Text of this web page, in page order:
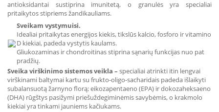
antioksidantai sustiprina imunitetą, o granulės yra specialiai
pritaikytos stipriems žandikauliams.
Sveikam vystymuisi.
Idealiai pritaikytas energijos kiekis, tikslūs kalcio, fosforo ir vitamino
D kiekiai, padeda vystytis kaulams.
Gliukozaminas ir chondroitinas stiprina sąnarių funkcijas nuo pat
pradžių.
Sveika virškinimo sistemos veikla – specialiai atrinkti itin lengvai
virškinami baltymai kartu su frukto-oligo-sacharidais padeda išlaikyti
subalansuotą žarnyno florą; eikozapentaeno (EPA) ir dokozaheksaeno
(DHA) rūgštys pasižymi priešuždegiminėmis savybėmis, o krakmolo
kiekiai yra tinkami jauniems kačiukams.